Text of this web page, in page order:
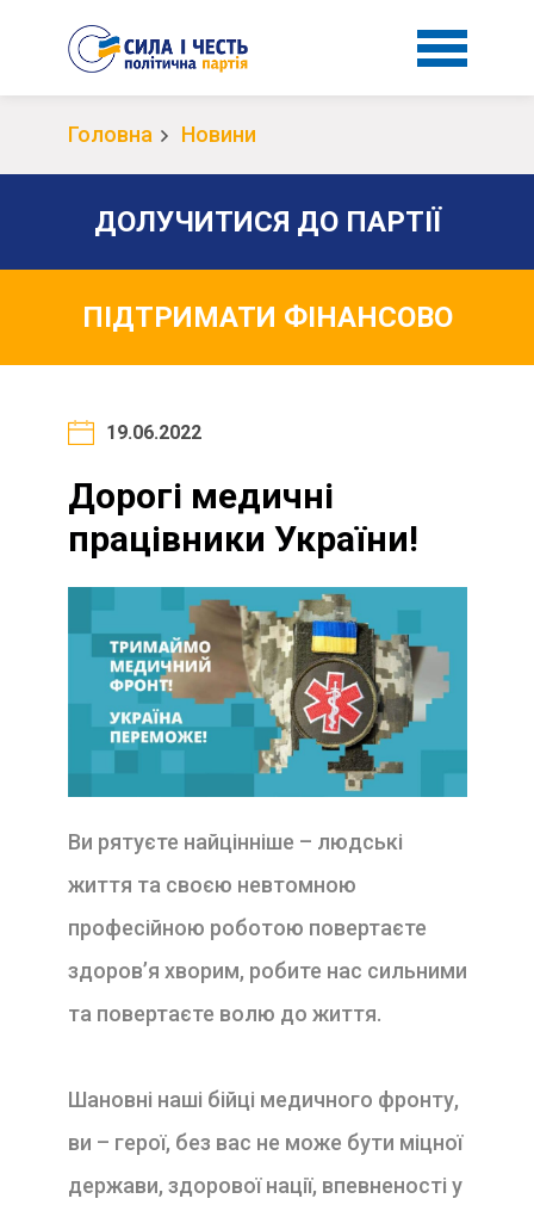
Головна Новини
ДОЛУЧИТИСЯ ДО ПАРТІЇ
ПІДТРИМАТИ ФІНАНСОВО
19.06.2022
Дорогі медичні
працівники України!
Ви рятуєте найцінніше – людські
життя та своєю невтомною
професійною роботою повертаєте
здоров’я хворим, робите нас сильними
та повертаєте волю до життя.
Шановні наші бійці медичного фронту,
ви – герої, без вас не може бути міцної
держави, здорової нації, впевненості у